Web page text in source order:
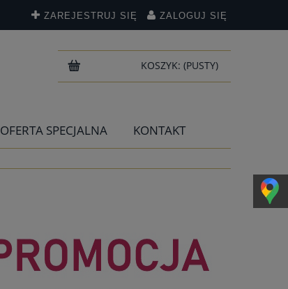
ZAREJESTRUJ SIĘ ZALOGUJ SIĘ
KOSZYK: (PUSTY)
OFERTA SPECJALNA
KONTAKT